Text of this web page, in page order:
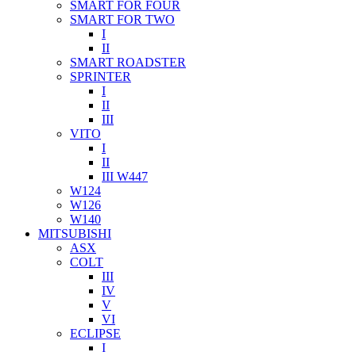
SMART FOR FOUR
SMART FOR TWO
I
II
SMART ROADSTER
SPRINTER
I
II
III
VITO
I
II
III W447
W124
W126
W140
MITSUBISHI
ASX
COLT
III
IV
V
VI
ECLIPSE
I